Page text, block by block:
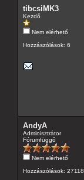
tibcsiMK3
Kezdő
Nem elérhető
Hozzászólások: 6
AndyA
Adminisztrátor
Fórumfüggő
Nem elérhető
Hozzászólások: 27118